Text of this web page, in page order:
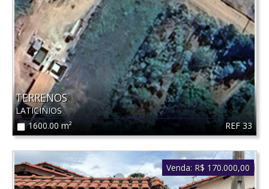
REF 33
TERRENOS
LATICINIOS
1600.00 m²
Venda: R$ 170.000,00